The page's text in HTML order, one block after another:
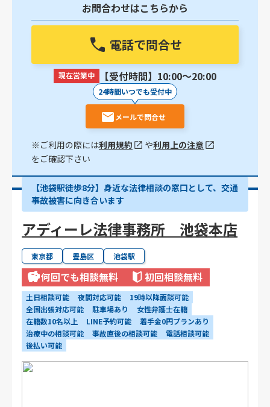
お問合わせはこちらから
電話で問合せ
現在営業中 【受付時間】10:00〜20:00
24時間いつでも受付中
メールで問合せ
※ご利用の際には利用規約 や利用上の注意
をご確認下さい
【池袋駅徒歩8分】身近な法律相談の窓口として、交通
事故被害に向き合います
アディーレ法律事務所 池袋本店
東京都 豊島区 池袋駅
何回でも相談無料 初回相談無料
土日相談可能 夜間対応可能
19時以降面談可能
全国出張対応可能
駐車場あり
女性弁護士在籍
在籍数10名以上
LINE予約可能
着手金0円プランあり
治療中の相談可能
事故直後の相談可能
電話相談可能
後払い可能